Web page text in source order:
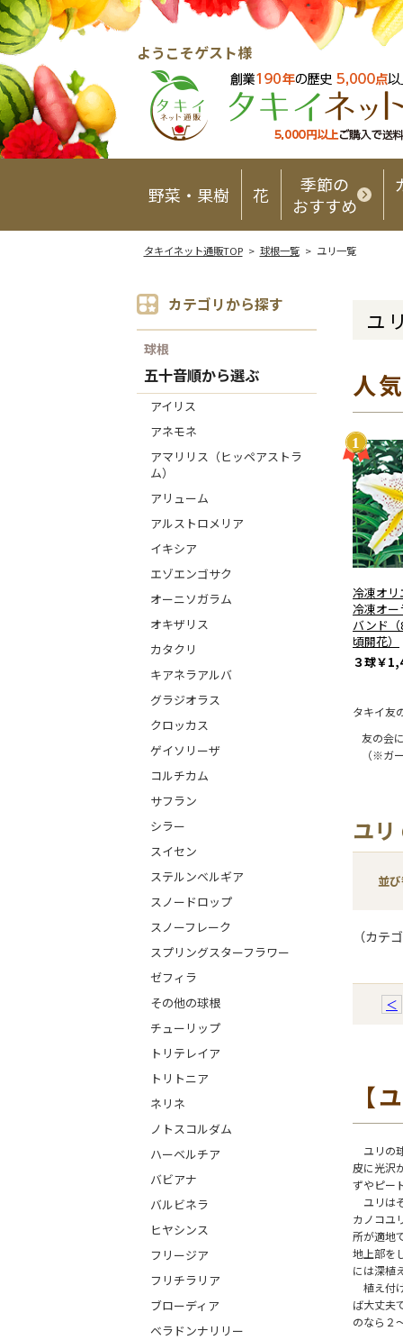
ようこそゲスト様
野菜・果樹 花
季節の
おすすめ
タキイネット通販TOP> 球根一覧> ユリ一覧
カテゴリから探す
球根
五十音順から選ぶ
アイリス
アネモネ
アマリリス（ヒッペアストラ
ム）
アリューム
アルストロメリア
イキシア
エゾエンゴサク
オーニソガラム
オキザリス
カタクリ
キアネラアルバ
グラジオラス
クロッカス
ゲイソリーザ
コルチカム
サフラン
シラー
スイセン
ステルンベルギア
スノードロップ
スノーフレーク
スプリングスターフラワー
ゼフィラ
その他の球根
チューリップ
トリテレイア
トリトニア
ネリネ
ノトスコルダム
ハーベルチア
バビアナ
バルビネラ
ヒヤシンス
フリージア
フリチラリア
ブローディア
ベラドンナリリー
ユ
人
冷凍オ
冷凍オ
バンド
頃開花）
３球￥
タキイ友
友の会
（※ガ
ユ
並
（カテ
＜
【
ユリの
皮に光沢
ずやピー
ユリは
カノコユ
所が適地
地上部を
には深植
植え付
ば大丈夫
のなら２